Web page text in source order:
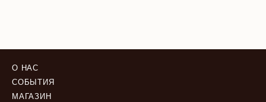
О НАС
СОБЫТИЯ
МАГАЗИН